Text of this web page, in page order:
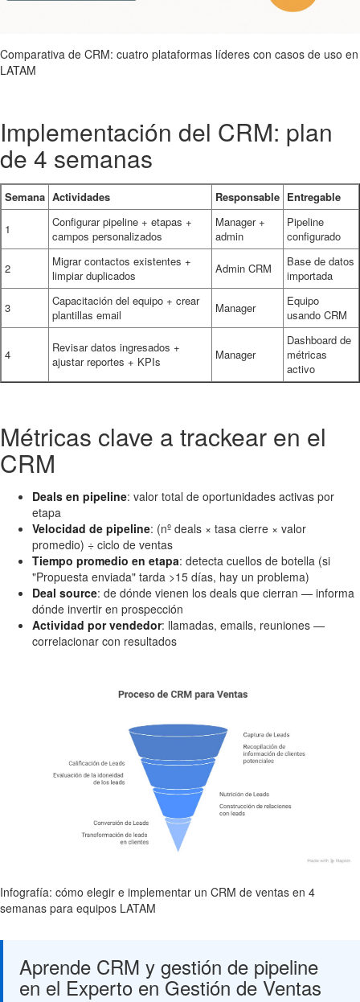
Comparativa de CRM: cuatro plataformas líderes con casos de uso en
LATAM
Implementación del CRM: plan
de 4 semanas
Semana Actividades Responsable Entregable
1
Configurar pipeline + etapas +
campos personalizados
Manager +
admin
Pipeline
configurado
2
Migrar contactos existentes +
limpiar duplicados
Admin CRM
Base de datos
importada
3
Capacitación del equipo + crear
plantillas email
Manager
Equipo
usando CRM
4
Revisar datos ingresados +
ajustar reportes + KPIs
Manager
Dashboard de
métricas
activo
Métricas clave a trackear en el
CRM
Deals en pipeline: valor total de oportunidades activas por
etapa
Velocidad de pipeline: (nº deals × tasa cierre × valor
promedio) ÷ ciclo de ventas
Tiempo promedio en etapa: detecta cuellos de botella (si
"Propuesta enviada" tarda >15 días, hay un problema)
Deal source: de dónde vienen los deals que cierran — informa
dónde invertir en prospección
Actividad por vendedor: llamadas, emails, reuniones —
correlacionar con resultados
Infografía: cómo elegir e implementar un CRM de ventas en 4
semanas para equipos LATAM
Aprende CRM y gestión de pipeline
en el Experto en Gestión de Ventas